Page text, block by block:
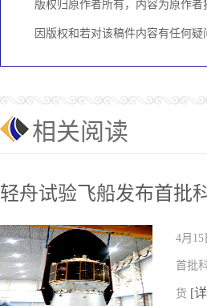
版权归原作者所有，内容为原作
因版权和若对该稿件内容有任何
相关阅读
轻舟试验飞船发布首批
4月
首批
货 [